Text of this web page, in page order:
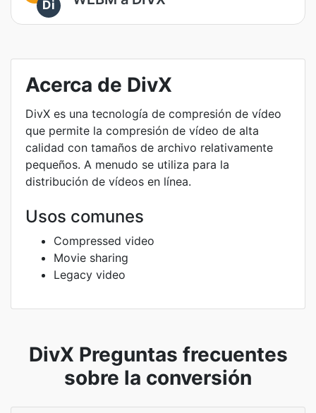
Di
Acerca de DivX
DivX es una tecnología de compresión de vídeo
que permite la compresión de vídeo de alta
calidad con tamaños de archivo relativamente
pequeños. A menudo se utiliza para la
distribución de vídeos en línea.
Usos comunes
Compressed video
Movie sharing
Legacy video
DivX Preguntas frecuentes
sobre la conversión